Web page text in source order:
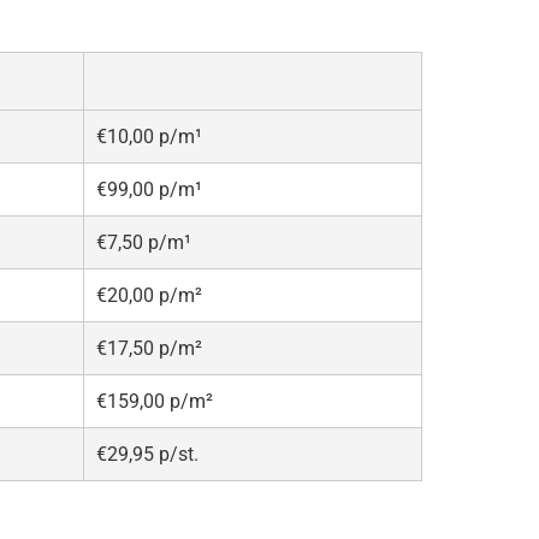
€10,00 p/m¹
€99,00 p/m¹
€7,50 p/m¹
€20,00 p/m²
€17,50 p/m²
€159,00 p/m²
€29,95 p/st.